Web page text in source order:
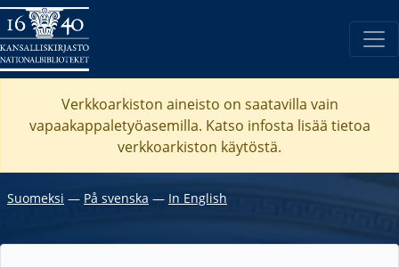
Verkkoarkiston aineisto on saatavilla vain
vapaakappaletyöasemilla. Katso infosta lisää tietoa
verkkoarkiston käytöstä.
Suomeksi ― På svenska ― In English